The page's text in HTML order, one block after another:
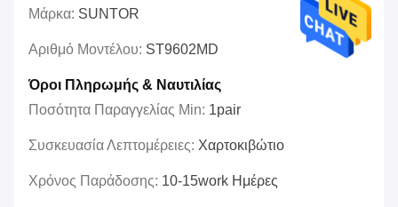
Μάρκα: SUNTOR
Αριθμό Μοντέλου: ST9602MD
Όροι Πληρωμής & Ναυτιλίας
Ποσότητα Παραγγελίας Min: 1pair
Συσκευασία Λεπτομέρειες: Χαρτοκιβώτιο
Χρόνος Παράδοσης: 10-15work Ημέρες